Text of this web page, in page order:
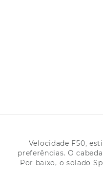
Velocidade F50,
preferências. O
Por baixo, o solado